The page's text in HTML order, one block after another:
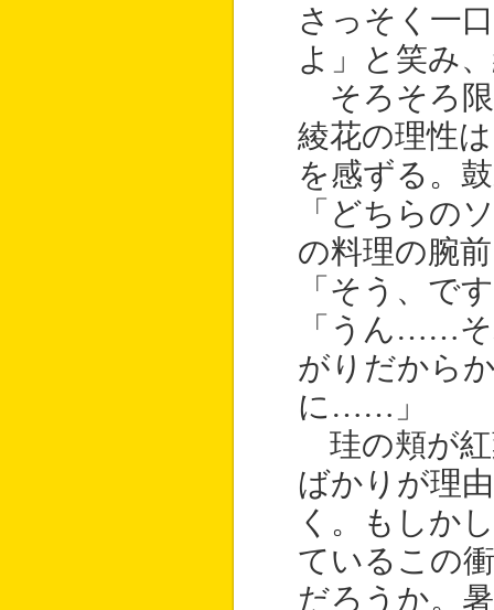
さっそく一
よ」と笑み
そろそろ限
綾花の理性
を感ずる。
「どちらの
の料理の腕
「そう、
「うん……
がりだから
に……」
珪の頬が紅
ばかりが理
く。もしか
ているこの
だろうか。